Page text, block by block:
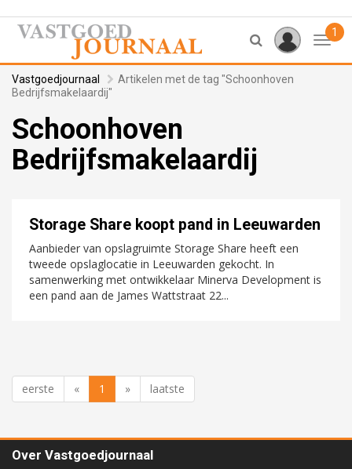
1
Vastgoedjournaal
Artikelen met de tag "Schoonhoven
Bedrijfsmakelaardij"
Schoonhoven
Bedrijfsmakelaardij
Storage Share koopt pand in Leeuwarden
Aanbieder van opslagruimte Storage Share heeft een
tweede opslaglocatie in Leeuwarden gekocht. In
samenwerking met ontwikkelaar Minerva Development is
een pand aan de James Wattstraat 22...
eerste « 1 » laatste
Over Vastgoedjournaal